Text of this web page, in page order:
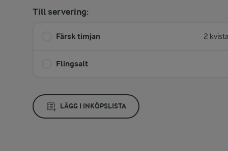
Till servering:
Färsk timjan 2
Flingsalt
LÄGG I INKÖPSLISTA